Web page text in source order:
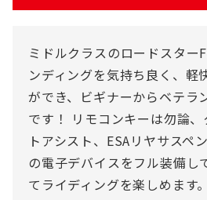
ミドルクラスのロードスター
ンディングを気持ち良く、軽
ができ、ビギナーからベテラ
です！ リモコンキーは勿論
トアシスト、ESAリヤサスペ
の電子デバイスをフル装備し
てライディングを楽しめま